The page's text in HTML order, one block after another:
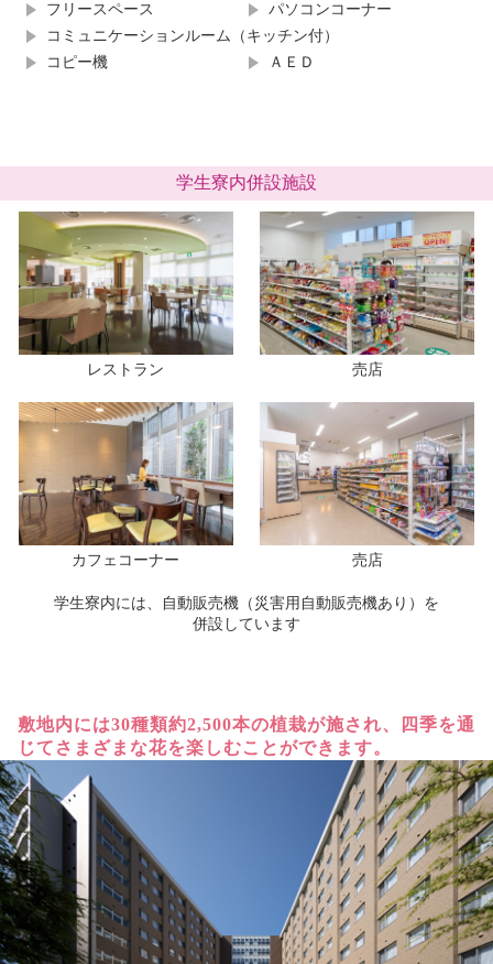
フリースペース
パソコンコーナー
コミュニケーションルーム（キッチン付）
コピー機
ＡＥＤ
学生寮内併設施設
レストラン 売店
カフェコーナー 売店
学生寮内には、自動販売機（災害用自動販売機あり）を
併設しています
敷地内には30種類約2,500本の植栽が施され、
四季を通
じてさまざまな花を楽しむことができます。